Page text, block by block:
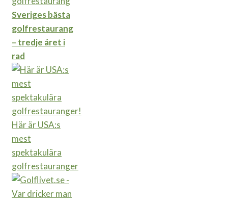
Sveriges bästa
golfrestaurang
– tredje året i
rad
Här är USA:s
mest
spektakulära
golfrestauranger